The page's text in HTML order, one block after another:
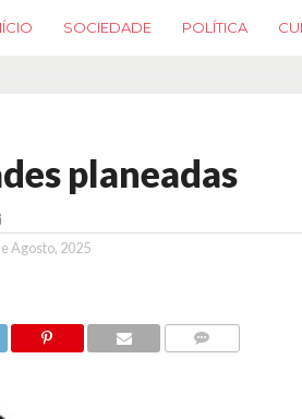
SOCIEDADE POLÍTICA
planeadas
Agosto, 2025